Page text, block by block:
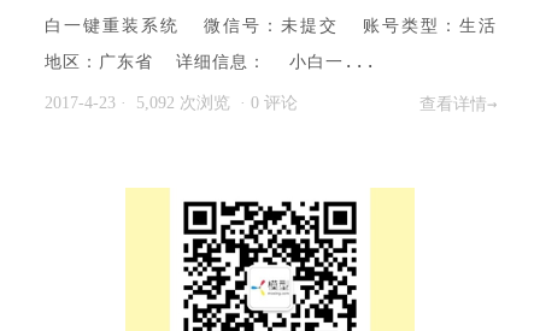
白一键重装系统 微信号：未提交 账号类型：生活
地区：广东省 详细信息： 小白一...
2017-4-23 · 5,092 次浏览 · 0 评论 查看详情→